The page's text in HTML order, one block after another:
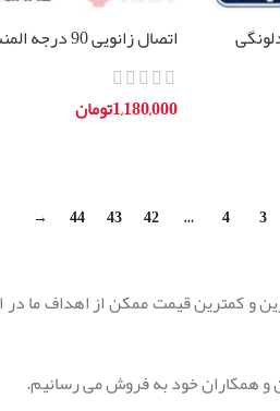
دلونگی
اتصال زانویی
دلونگی ec685
1,180,000تومان
3
4
…
42
43
44
→
و کمترین قیمت ممکن از اهداف ما
و همکاران خود به فروش می رسانیم.